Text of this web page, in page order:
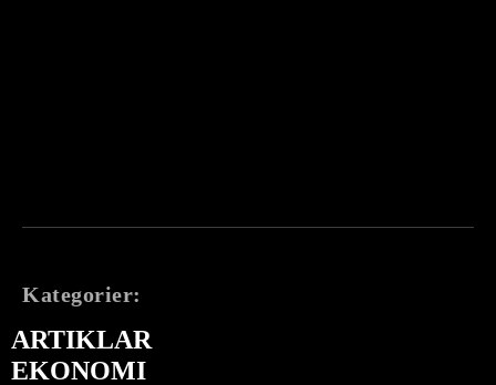
Kategorier:
ARTIKLAR
EKONOMI